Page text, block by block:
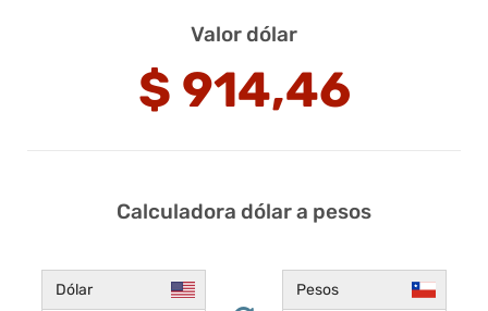
Valor dólar
$ 914,46
Calculadora dólar a pesos
Dólar Pesos